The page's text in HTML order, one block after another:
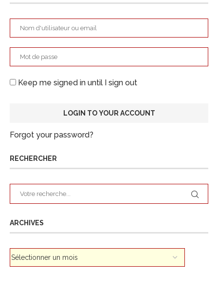
Keep me signed in until I sign out
Forgot your password?
RECHERCHER
ARCHIVES